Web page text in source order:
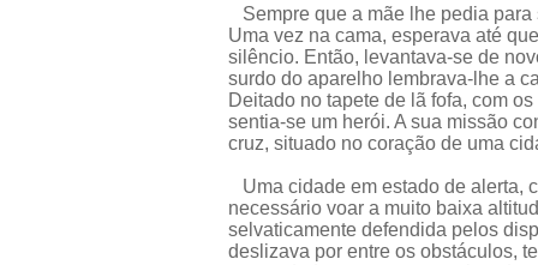
Sempre que a mãe lhe pedia
Uma vez na cama, esperava até
silêncio. Então, levantava-se de
surdo do aparelho lembrava-lhe a
Deitado no tapete de lã fofa, com
sentia-se um herói. A sua missão
cruz, situado no coração de uma
Uma cidade em estado de alerta,
necessário voar a muito baixa
selvaticamente defendida pelos
deslizava por entre os obstáculos,